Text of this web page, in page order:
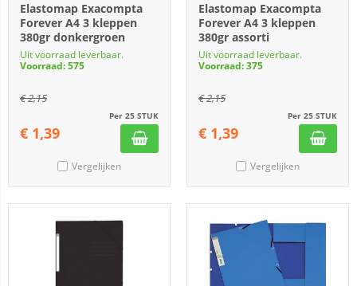
Elastomap Exacompta
Forever A4 3 kleppen
380gr donkergroen
Uit voorraad leverbaar.
Voorraad: 575
€2,15
Per 25 STUK
€ 1,39
Vergelijken
Elastomap Exacompta
Forever A4 3 kleppen
380gr assorti
Uit voorraad leverbaar.
Voorraad: 375
€2,15
Per 25 STUK
€ 1,39
Vergelijken